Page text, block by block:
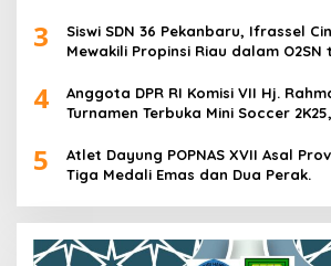
3
Siswi SDN 36 Pekanbaru, Ifrassel
Mewakili Propinsi Riau dalam
4
Anggota DPR RI Komisi VII Hj.
Turnamen Terbuka Mini Soccer
5
Atlet Dayung POPNAS XVII Asal
Tiga Medali Emas dan Dua Perak.